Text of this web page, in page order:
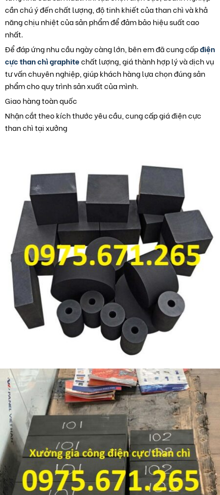
cần chú ý đến chất lượng, độ tinh khiết của than chì và khả
năng chịu nhiệt của sản phẩm để đảm bảo hiệu suất cao
nhất.
Để đáp ứng nhu cầu ngày càng lớn, bên em đã cung cấpđiện
cực than chì graphitechất lượng, giá thành hợp lý và dịch vụ
tư vấn chuyên nghiệp, giúp khách hàng lựa chọn đúng sản
phẩm cho quy trình sản xuất của mình.
Giao hàng toàn quốc
Nhận cắt theo kích thước yêu cầu, cung cấp giá điện cực
than chì tại xưởng